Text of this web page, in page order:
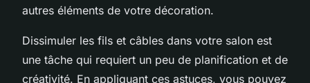
autres éléments de votre décoration.
Dissimuler les fils et câbles dans votre salon est
une tâche qui requiert un peu de planification et de
créativité. En appliquant ces astuces, vous pouvez